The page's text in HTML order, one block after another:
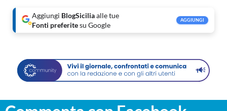
Aggiungi BlogSiciliaalle tue
Fonti preferitesu Google
AGGIUNGI